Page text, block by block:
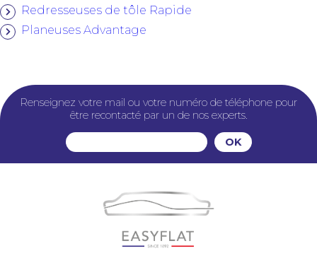
Redresseuses de tôle Rapide
Planeuses Advantage
Renseignez votre mail ou votre numéro de téléphone pour
être recontacté par un de nos experts.